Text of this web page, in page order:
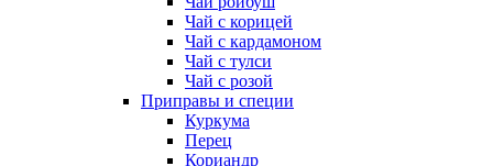
Чай с корицей
Чай с кардамоном
Чай с тулси
Чай с розой
Приправы и специи
Куркума
Перец
Кориандр